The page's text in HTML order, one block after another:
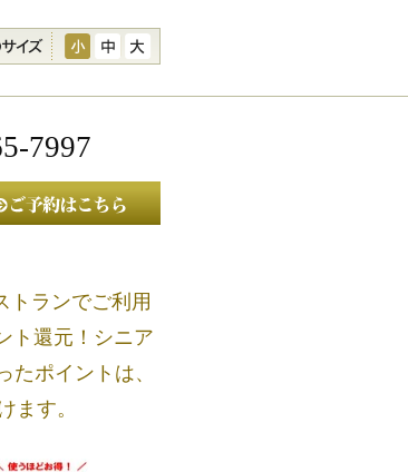
文字のサイズ
7997
マガジン
トランでご利用
ト還元！シニア
ポイントは、
ます。